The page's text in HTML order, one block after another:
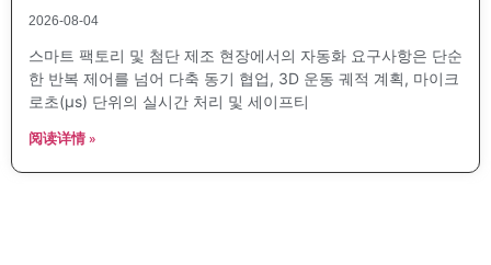
2026-08-04
스마트 팩토리 및 첨단 제조 현장에서의 자동화 요구사항은 단순
한 반복 제어를 넘어 다축 동기 협업, 3D 운동 궤적 계획, 마이크
로초(µs) 단위의 실시간 처리 및 세이프티
阅读详情 »